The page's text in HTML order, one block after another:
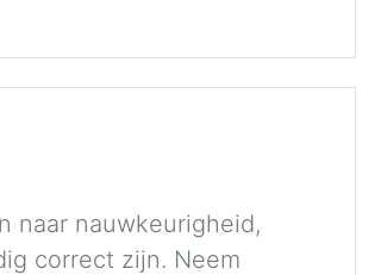
naar nauwkeurigheid,
correct zijn. Neem